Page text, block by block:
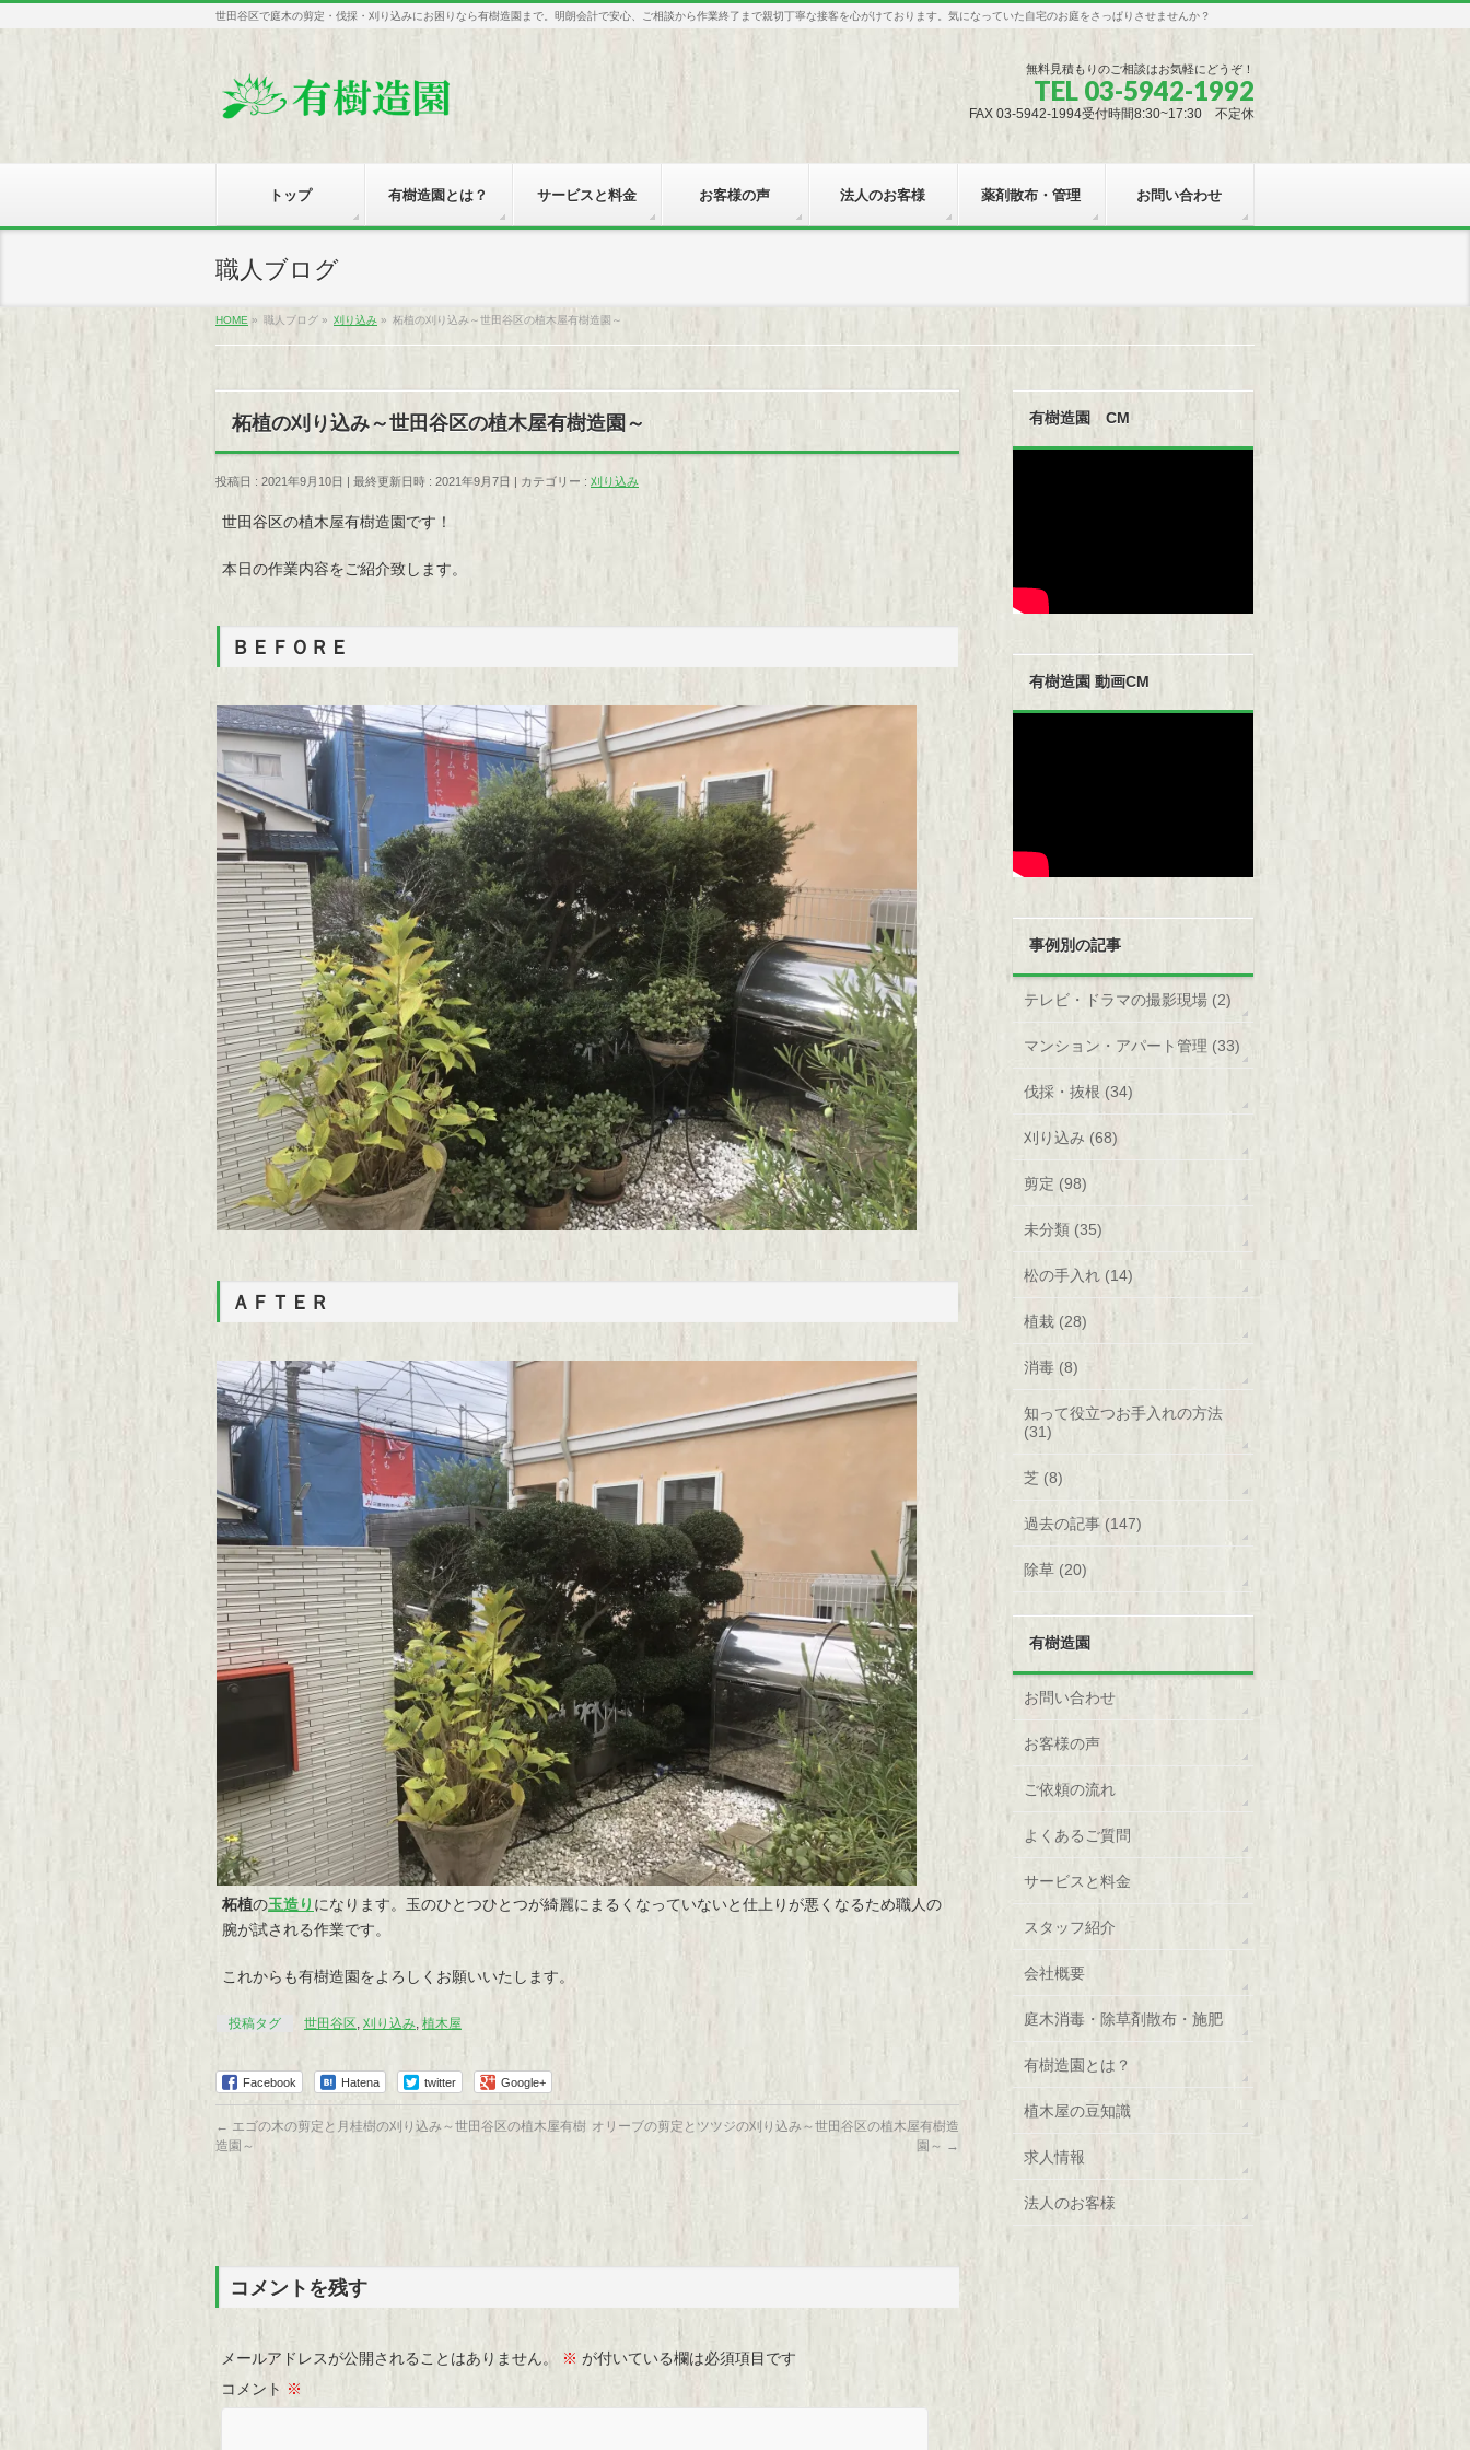
世田谷区で庭木の剪定・伐採・刈り込みにお困りなら有樹造園まで。明朗会計で安心、ご相談から作業終了まで親切丁寧な接客を心がけております。気になっていた自宅のお庭をさっぱりさせませんか？
無料見積もりのご相談はお気軽にどうぞ！
TEL 03-5942-1992
FAX 03-5942-1994受付時間8:30~17:30 不定休
トップ 有樹造園とは？ サービスと料金 お客様の声 法人のお客様 薬剤散布・管理 お問い合わせ
職人ブログ
HOME » 職人ブログ » 刈り込み » 柘植の刈り込み～世田谷区の植木屋有樹造園～
柘植の刈り込み～世田谷区の植木屋有樹造園～
投稿日 : 2021年9月10日 最終更新日時 : 2021年9月7日 カテゴリー : 刈り込み
世田谷区の植木屋有樹造園です！
本日の作業内容をご紹介致します。
ＢＥＦＯＲＥ
ＡＦＴＥＲ
柘植の玉造り になります。玉のひとつひとつが綺麗にまるくなっていないと仕上りが悪くなるため職人の
腕が試される作業です。
これからも有樹造園をよろしくお願いいたします。
投稿タグ 世田谷区, 刈り込み, 植木屋
Facebook Hatena twitter Google+
← エゴの木の剪定と月桂樹の刈り込み～世田谷区の植木屋有樹
造園～
オリーブの剪定とツツジの刈り込み～世田谷区の植木屋有樹造
園～ →
コメントを残す
メールアドレスが公開されることはありません。 ※ が付いている欄は必須項目です
コメント ※
有樹造園 CM
有樹造園 動画CM
事例別の記事
テレビ・ドラマの撮影現場 (2)
マンション・アパート管理 (33)
伐採・抜根 (34)
刈り込み (68)
剪定 (98)
未分類 (35)
松の手入れ (14)
植栽 (28)
消毒 (8)
知って役立つお手入れの方法
(31)
芝 (8)
過去の記事 (147)
除草 (20)
有樹造園
お問い合わせ
お客様の声
ご依頼の流れ
よくあるご質問
サービスと料金
スタッフ紹介
会社概要
庭木消毒・除草剤散布・施肥
有樹造園とは？
植木屋の豆知識
求人情報
法人のお客様